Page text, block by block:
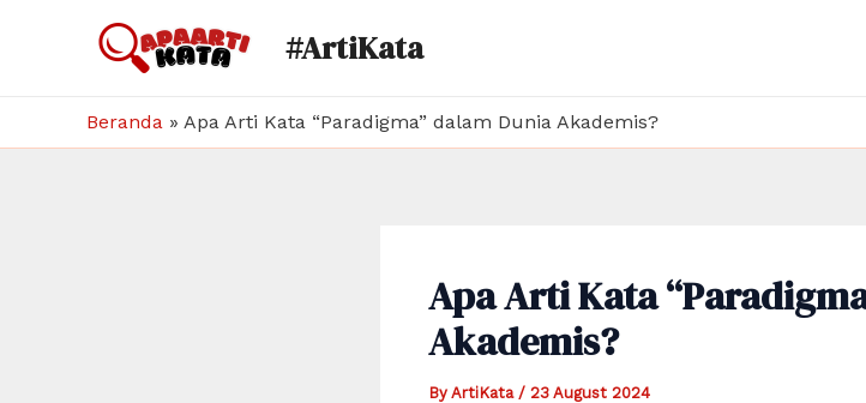
#ArtiKata
Beranda » Apa Arti Kata “Paradigma” dalam Dunia Akademis?
Apa Arti Kata
Akademis?
By ArtiKata / 23 August 2024